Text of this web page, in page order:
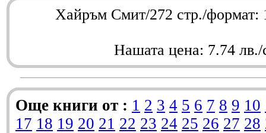
Хайръм Смит/272 стр./
Нашата цена: 7.74 лв./
Още книги от : 1 2 3 4 5 6 7 8 9 10
17 18 19 20 21 22 23 24 25 26 27 28